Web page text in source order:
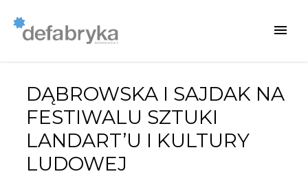
DĄBROWSKA I SAJDAK NA
FESTIWALU SZTUKI
LANDART’U I KULTURY
LUDOWEJ